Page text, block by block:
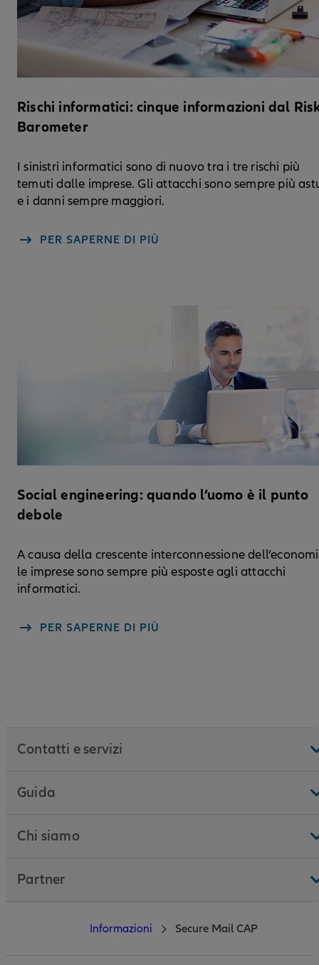
Rischi informatici: cinque informazioni dal
Barometer
I sinistri informatici sono di nuovo tra i tre rischi più
temuti dalle imprese. Gli attacchi sono sempre più
e i danni sempre maggiori.
PER SAPERNE DI PIÙ
Social engineering: quando l’uomo è il punto
debole
A causa della crescente interconnessione
le imprese sono sempre più esposte agli attacchi
informatici.
PER SAPERNE DI PIÙ
Contatti e servizi
Guida
Chi siamo
Partner
Informazioni Secure Mail CAP